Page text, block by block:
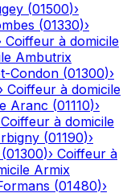
(01500)›
(01330)›
Coiffeur à domicile
Ambutrix
Condon (01300)›
› Coiffeur à domicile
Aranc (01110)›
Coiffeur à domicile
(01190)›
(01300)› Coiffeur à
Armix
(01480)›